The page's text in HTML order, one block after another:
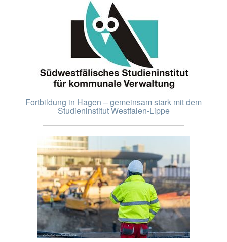
Fortbildung in Hagen – gemeinsam stark mit dem
Studieninstitut Westfalen-Lippe